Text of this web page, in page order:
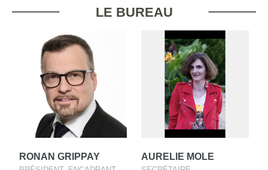
LE BUREAU
RONAN GRIPPAY AURELIE MOLE